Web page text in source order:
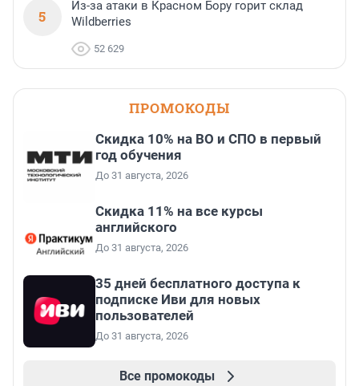
5
Из-за атаки в Красном Бору горит склад
Wildberries
52 629
ПРОМОКОДЫ
Скидка 10% на ВО и СПО в первый
год обучения
До 31 августа, 2026
Скидка 11% на все курсы
английского
До 31 августа, 2026
35 дней бесплатного доступа к
подписке Иви для новых
пользователей
До 31 августа, 2026
Все промокоды